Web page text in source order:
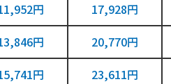
円 17,928円
円 20,770円
円 23,611円